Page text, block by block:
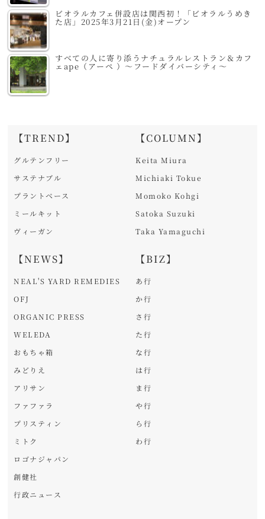
ビオラルカフェ併設店は関西初！「ビオラルうめき
た店」2025年3月21日(金)オープン
すべての人に寄り添うナチュラルレストラン＆カフ
ェape（アーペ ）～フードダイバーシティ～
【TREND】
グルテンフリー
サステナブル
プラントベース
ミールキット
ヴィーガン
【NEWS】
NEAL'S YARD REMEDIES
OFJ
ORGANIC PRESS
WELEDA
おもちゃ箱
みどりえ
アリサン
ファファラ
プリスティン
ミトク
ロゴナジャパン
創健社
行政ニュース
【COLUMN】
Keita Miura
Michiaki Tokue
Momoko Kohgi
Satoka Suzuki
Taka Yamaguchi
【BIZ】
あ行
か行
さ行
た行
な行
は行
ま行
や行
ら行
わ行